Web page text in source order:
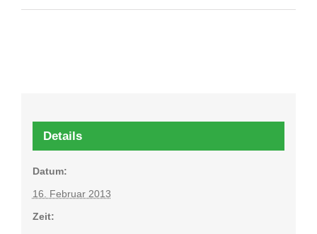
Details
Datum:
16. Februar 2013
Zeit: